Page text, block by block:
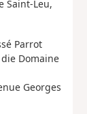
Saint-Leu,
Parrot
Domaine
Georges